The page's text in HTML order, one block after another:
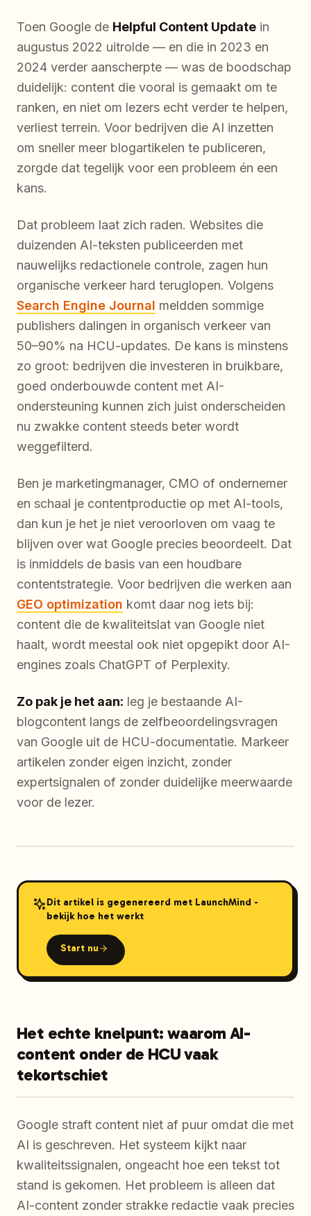
Toen Google de Helpful Content Update in
augustus 2022 uitrolde — en die in 2023 en
2024 verder aanscherpte — was de boodschap
duidelijk: content die vooral is gemaakt om te
ranken, en niet om lezers echt verder te helpen,
verliest terrein. Voor bedrijven die AI inzetten
om sneller meer blogartikelen te publiceren,
zorgde dat tegelijk voor een probleem én een
kans.
Dat probleem laat zich raden. Websites die
duizenden AI-teksten publiceerden met
nauwelijks redactionele controle, zagen hun
organische verkeer hard teruglopen. Volgens
Search Engine Journal meldden sommige
publishers dalingen in organisch verkeer van
50–90% na HCU-updates. De kans is minstens
zo groot: bedrijven die investeren in bruikbare,
goed onderbouwde content met AI-
ondersteuning kunnen zich juist onderscheiden
nu zwakke content steeds beter wordt
weggefilterd.
Ben je marketingmanager, CMO of ondernemer
en schaal je contentproductie op met AI-tools,
dan kun je het je niet veroorloven om vaag te
blijven over wat Google precies beoordeelt. Dat
is inmiddels de basis van een houdbare
contentstrategie. Voor bedrijven die werken aan
GEO optimization komt daar nog iets bij:
content die de kwaliteitslat van Google niet
haalt, wordt meestal ook niet opgepikt door AI-
engines zoals ChatGPT of Perplexity.
Zo pak je het aan: leg je bestaande AI-
blogcontent langs de zelfbeoordelingsvragen
van Google uit de HCU-documentatie. Markeer
artikelen zonder eigen inzicht, zonder
expertsignalen of zonder duidelijke meerwaarde
voor de lezer.
Dit artikel is gegenereerd met LaunchMind -
bekijk hoe het werkt
Start nu
Het echte knelpunt: waarom AI-
content onder de HCU vaak
tekortschiet
Google straft content niet af puur omdat die met
AI is geschreven. Het systeem kijkt naar
kwaliteitssignalen, ongeacht hoe een tekst tot
stand is gekomen. Het probleem is alleen dat
AI-content zonder strakke redactie vaak precies